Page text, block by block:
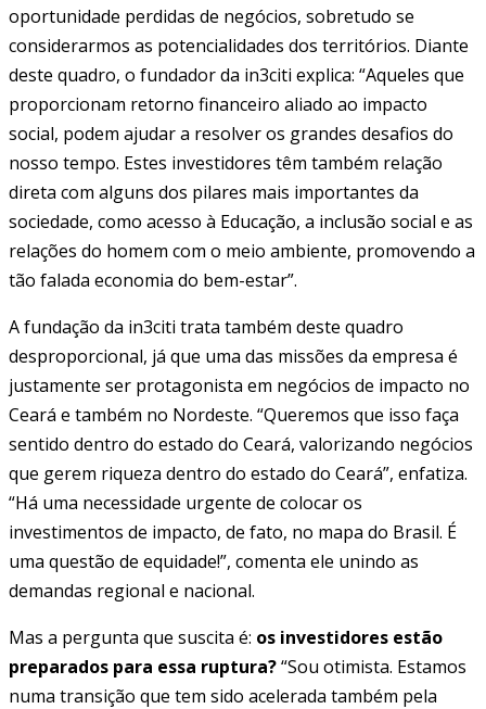
oportunidade perdidas de negócios, sobretudo se
considerarmos as potencialidades dos territórios. Diante
deste quadro, o fundador da in3citi explica: “Aqueles que
proporcionam retorno financeiro aliado ao impacto
social, podem ajudar a resolver os grandes desafios do
nosso tempo. Estes investidores têm também relação
direta com alguns dos pilares mais importantes da
sociedade, como acesso à Educação, a inclusão social e as
relações do homem com o meio ambiente, promovendo a
tão falada economia do bem-estar”.
A fundação da in3citi trata também deste quadro
desproporcional, já que uma das missões da empresa é
justamente ser protagonista em negócios de impacto no
Ceará e também no Nordeste. “Queremos que isso faça
sentido dentro do estado do Ceará, valorizando negócios
que gerem riqueza dentro do estado do Ceará”, enfatiza.
“Há uma necessidade urgente de colocar os
investimentos de impacto, de fato, no mapa do Brasil. É
uma questão de equidade!”, comenta ele unindo as
demandas regional e nacional.
Mas a pergunta que suscita é: os investidores estão
preparados para essa ruptura?“Sou otimista. Estamos
numa transição que tem sido acelerada também pela